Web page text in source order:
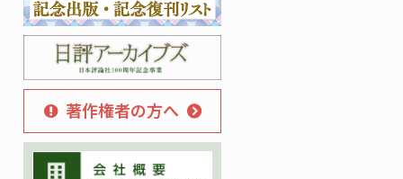
著作権者の方へ